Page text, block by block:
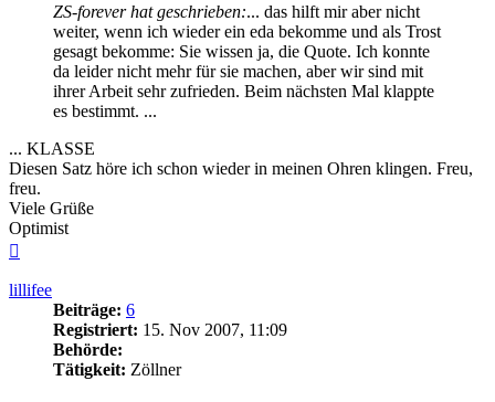
ZS-forever hat geschrieben:... das hilft mir aber nicht
weiter, wenn ich wieder ein eda bekomme und als Trost
gesagt bekomme: Sie wissen ja, die Quote. Ich konnte
da leider nicht mehr für sie machen, aber wir sind mit
ihrer Arbeit sehr zufrieden. Beim nächsten Mal klappte
es bestimmt. ...
... KLASSE
Diesen Satz höre ich schon wieder in meinen Ohren klingen. Freu,
freu.
Viele Grüße
Optimist
lillifee
Beiträge: 6
Registriert: 15. Nov 2007, 11:09
Behörde:
Tätigkeit: Zöllner